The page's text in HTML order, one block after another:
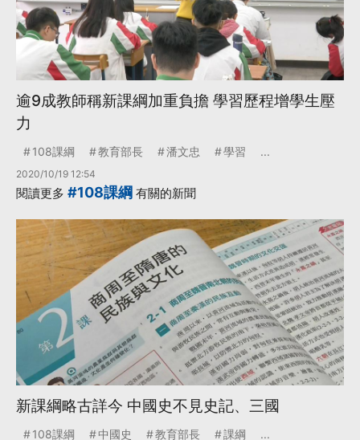
逾9成教師稱新課綱加重負擔 學習歷程增學生壓
力
108課綱 教育部長 潘文忠 學習 ...
2020/10/19 12:54
閱讀更多 #108課綱 有關的新聞
新課綱略古詳今 中國史不見史記、三國
108課綱 中國史 教育部長 課綱 ...